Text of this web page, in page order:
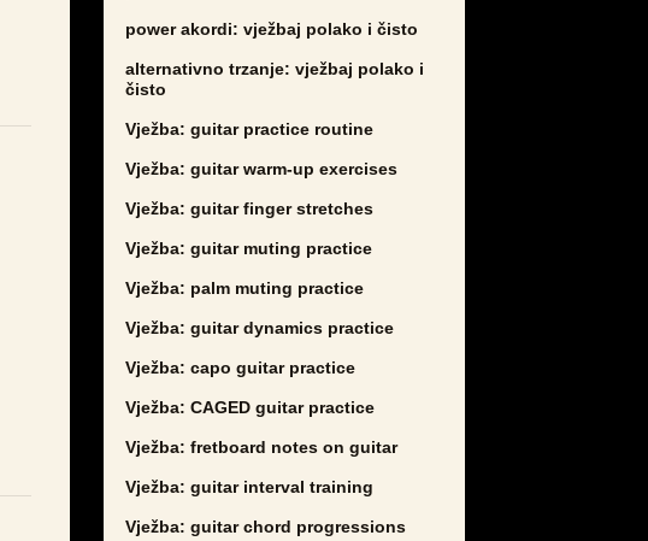
power akordi: vježbaj polako i čisto
alternativno trzanje: vježbaj polako i
čisto
Vježba: guitar practice routine
Vježba: guitar warm-up exercises
Vježba: guitar finger stretches
Vježba: guitar muting practice
Vježba: palm muting practice
Vježba: guitar dynamics practice
Vježba: capo guitar practice
Vježba: CAGED guitar practice
Vježba: fretboard notes on guitar
Vježba: guitar interval training
Vježba: guitar chord progressions